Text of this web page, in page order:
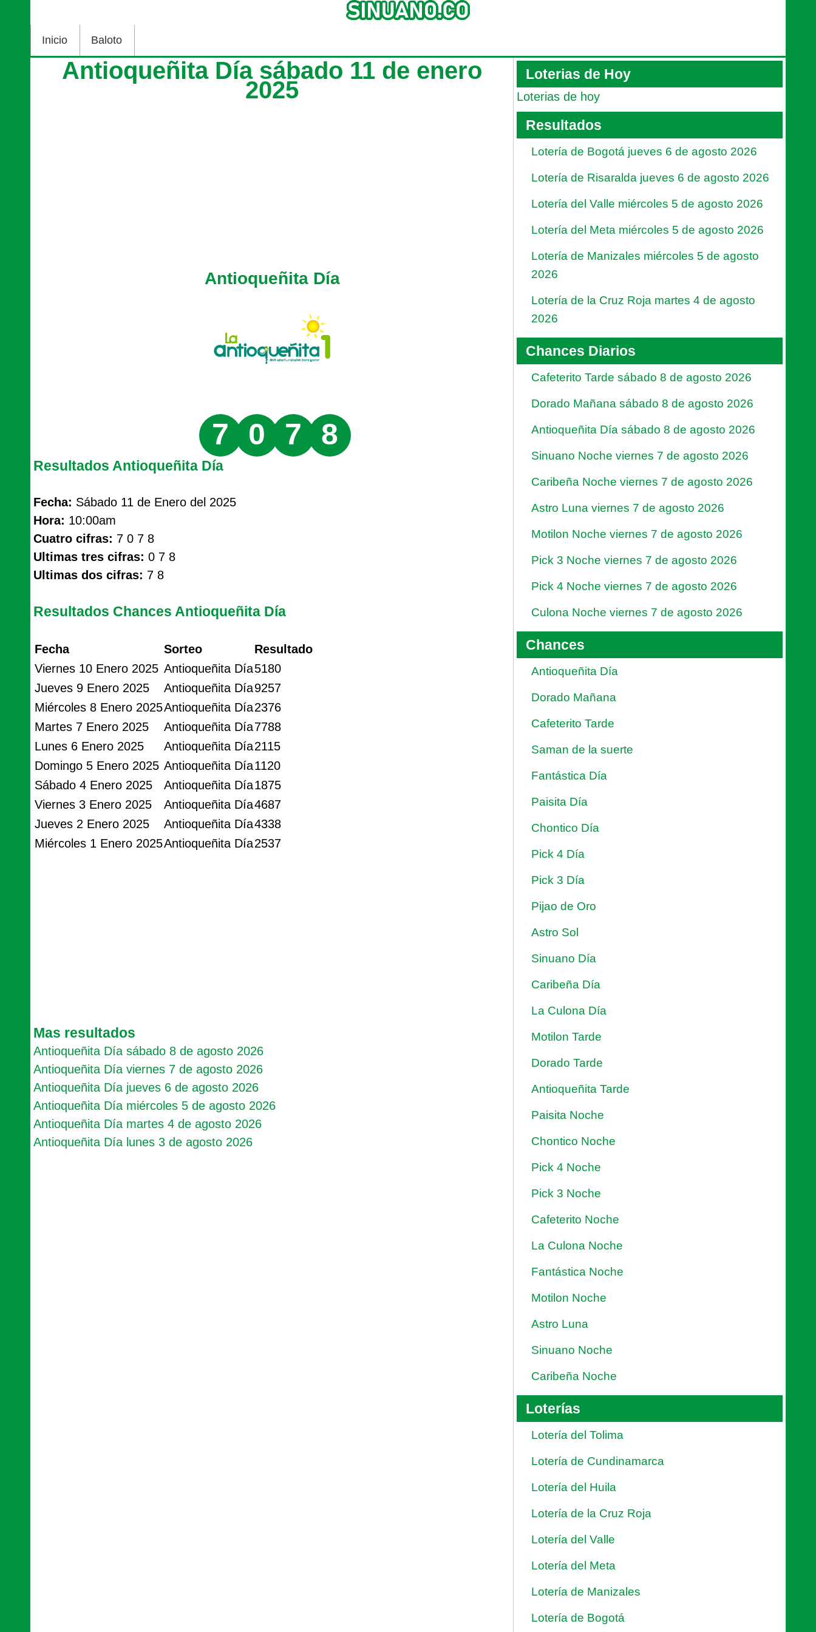
Inicio Baloto
Antioqueñita Día sábado 11 de enero
2025
Antioqueñita Día
7 0 7 8
Resultados Antioqueñita Día
Fecha: Sábado 11 de Enero del 2025
Hora: 10:00am
Cuatro cifras: 7 0 7 8
Ultimas tres cifras: 0 7 8
Ultimas dos cifras: 7 8
Resultados Chances Antioqueñita Día
Fecha Sorteo
Resultado
Viernes 10 Enero 2025 Antioqueñita Día5180
Jueves 9 Enero 2025
Antioqueñita Día9257
Miércoles 8 Enero 2025Antioqueñita Día2376
Martes 7 Enero 2025
Antioqueñita Día7788
Lunes 6 Enero 2025
Antioqueñita Día2115
Domingo 5 Enero 2025 Antioqueñita Día1120
Sábado 4 Enero 2025
Antioqueñita Día1875
Viernes 3 Enero 2025
Antioqueñita Día4687
Jueves 2 Enero 2025
Antioqueñita Día4338
Miércoles 1 Enero 2025Antioqueñita Día2537
Mas resultados
Antioqueñita Día sábado 8 de agosto 2026
Antioqueñita Día viernes 7 de agosto 2026
Antioqueñita Día jueves 6 de agosto 2026
Antioqueñita Día miércoles 5 de agosto 2026
Antioqueñita Día martes 4 de agosto 2026
Antioqueñita Día lunes 3 de agosto 2026
Loterias de Hoy
Loterias de hoy
Resultados
Lotería de Bogotá jueves 6 de agosto 2026
Lotería de Risaralda jueves 6 de agosto 2026
Lotería del Valle miércoles 5 de agosto 2026
Lotería del Meta miércoles 5 de agosto 2026
Lotería de Manizales miércoles 5 de agosto
2026
Lotería de la Cruz Roja martes 4 de agosto
2026
Chances Diarios
Cafeterito Tarde sábado 8 de agosto 2026
Dorado Mañana sábado 8 de agosto 2026
Antioqueñita Día sábado 8 de agosto 2026
Sinuano Noche viernes 7 de agosto 2026
Caribeña Noche viernes 7 de agosto 2026
Astro Luna viernes 7 de agosto 2026
Motilon Noche viernes 7 de agosto 2026
Pick 3 Noche viernes 7 de agosto 2026
Pick 4 Noche viernes 7 de agosto 2026
Culona Noche viernes 7 de agosto 2026
Chances
Antioqueñita Día
Dorado Mañana
Cafeterito Tarde
Saman de la suerte
Fantástica Día
Paisita Día
Chontico Día
Pick 4 Día
Pick 3 Día
Pijao de Oro
Astro Sol
Sinuano Día
Caribeña Día
La Culona Día
Motilon Tarde
Dorado Tarde
Antioqueñita Tarde
Paisita Noche
Chontico Noche
Pick 4 Noche
Pick 3 Noche
Cafeterito Noche
La Culona Noche
Fantástica Noche
Motilon Noche
Astro Luna
Sinuano Noche
Caribeña Noche
Loterías
Lotería del Tolima
Lotería de Cundinamarca
Lotería del Huila
Lotería de la Cruz Roja
Lotería del Valle
Lotería del Meta
Lotería de Manizales
Lotería de Bogotá